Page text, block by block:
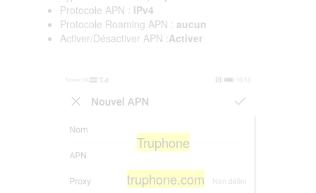
Protocole APN : IPv4
Protocole Roaming APN : aucun
Activer/Désactiver APN :Activer
truphone.com
Truphone